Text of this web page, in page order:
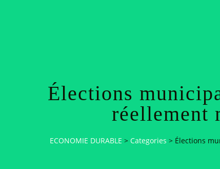
Élections
réellement
ECONOMIE DURABLE > Categories > Élections